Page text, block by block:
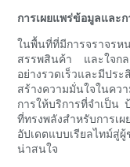
การเผยแพร่ข้อมูลและ
ในพื้นที่ที่มีการจราจ
สรรพสินค้า และใจกล
อย่างรวดเร็วและมีปร
สร้างความมั่นใจในคว
การให้บริการที่จำเป็น
ที่ทรงพลังสำหรับการเ
อัปเดตแบบเรียลไทม์สู่
น่าสนใจ